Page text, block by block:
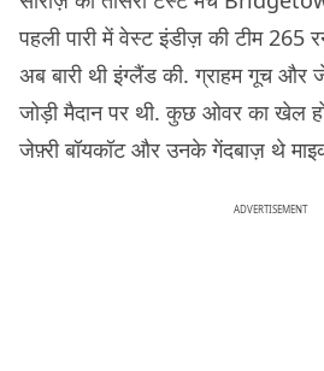
पहली पारी में वेस्ट इंडीज़ की टीम
अब बारी थी इंग्लैंड की. ग्राहम गूच और
जोड़ी मैदान पर थी. कुछ ओवर का खेल
जेफ़्री बॉयकॉट और उनके गेंदबाज़ थे
ADVERTISEMENT